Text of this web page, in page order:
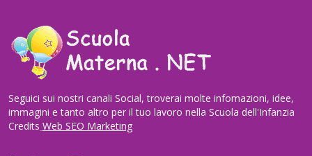
Seguici sui nostri canali Social, troverai molte infomazioni, idee,
immagini e tanto altro per il tuo lavoro nella Scuola dell'Infanzia
Credits Web SEO Marketing